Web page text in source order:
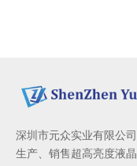
深圳市元众实业有限公
生产、销售超高亮度液